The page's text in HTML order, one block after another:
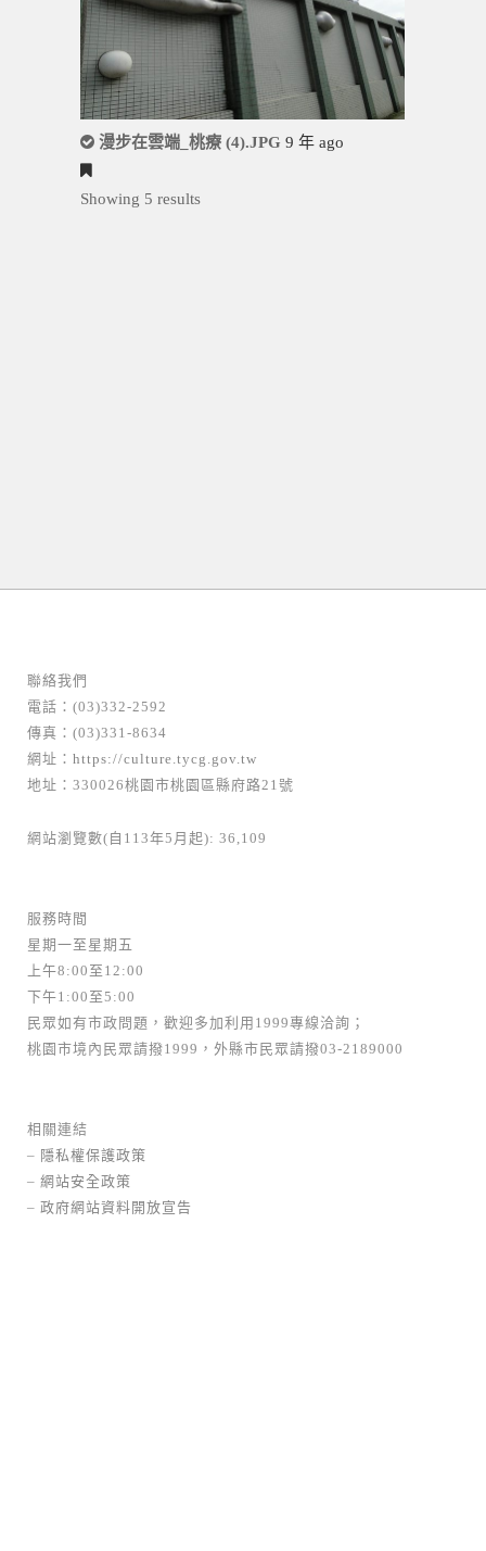
漫步在雲端_桃療 (4).JPG 9 年 ago
Showing 5 results
聯絡我們
電話：(03)332-2592
傳真：(03)331-8634
網址： https://culture.tycg.gov.tw
地址：330026桃園市桃園區縣府路21號
網站瀏覽數(自113年5月起): 36,109
服務時間
星期一至星期五
上午8:00至12:00
下午1:00至5:00
民眾如有市政問題，歡迎多加利用1999專線洽詢；
桃園市境內民眾請撥1999，外縣市民眾請撥03-2189000
相關連結
– 隱私權保護政策
– 網站安全政策
– 政府網站資料開放宣告